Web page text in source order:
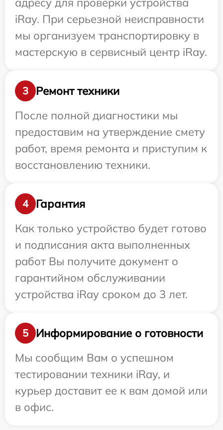
iRay. При серьезной неисправности
мы организуем транспортировку в
мастерскую в сервисный центр iRay.
3
Ремонт техники
После полной диагностики мы
предоставим на утверждение смету
работ, время ремонта и приступим к
восстановлению техники.
4
Гарантия
Как только устройство будет готово
и подписания акта выполненных
работ Вы получите документ о
гарантийном обслуживании
устройства iRay сроком до 3 лет.
5
Информирование о готовности
Мы сообщим Вам о успешном
тестировании техники iRay, и
курьер доставит ее к вам домой или
в офис.